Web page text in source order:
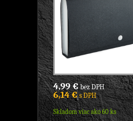
4,99 €bez DPH
6,14 €s DPH
Skladom viac ako 60 ks